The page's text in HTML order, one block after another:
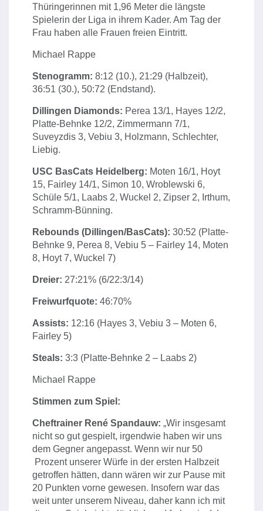
Thüringerinnen mit 1,96 Meter die längste
Spielerin der Liga in ihrem Kader. Am Tag der
Frau haben alle Frauen freien Eintritt.
Michael Rappe
Stenogramm: 8:12 (10.), 21:29 (Halbzeit),
36:51 (30.), 50:72 (Endstand).
Dillingen Diamonds: Perea 13/1, Hayes 12/2,
Platte-Behnke 12/2, Zimmermann 7/1,
Suveyzdis 3, Vebiu 3, Holzmann, Schlechter,
Liebig.
USC BasCats Heidelberg: Moten 16/1, Hoyt
15, Fairley 14/1, Simon 10, Wroblewski 6,
Schüle 5/1, Laabs 2, Wuckel 2, Zipser 2, Irthum,
Schramm-Bünning.
Rebounds (Dillingen/BasCats): 30:52 (Platte-
Behnke 9, Perea 8, Vebiu 5 – Fairley 14, Moten
8, Hoyt 7, Wuckel 7)
Dreier: 27:21% (6/22:3/14)
Freiwurfquote: 46:70%
Assists: 12:16 (Hayes 3, Vebiu 3 – Moten 6,
Fairley 5)
Steals: 3:3 (Platte-Behnke 2 – Laabs 2)
Michael Rappe
Stimmen zum Spiel:
Cheftrainer René Spandauw: „Wir insgesamt
nicht so gut gespielt, irgendwie haben wir uns
dem Gegner angepasst. Wenn wir nur 50
Prozent unserer Würfe in der ersten Halbzeit
getroffen hätten, dann wären wir zur Pause mit
20 Punkten vorne gewesen. Insofern war das
weit unter unserem Niveau, daher kann ich mit